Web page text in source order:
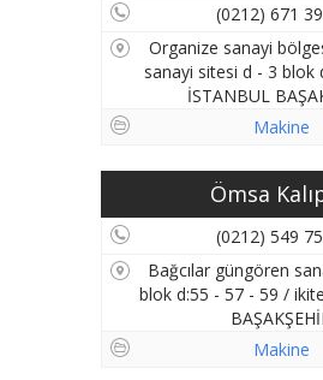
(0212) 671
Organize sanayi
sanayi sitesi d - 3 blok
İSTANBUL
Makine
Ömsa
(0212) 549
Bağcılar güngören
blok d:55 - 57 - 59 /
Makine